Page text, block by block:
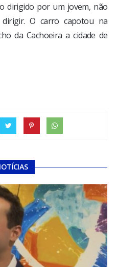
dirigido por um jovem, não
dirigir. O carro capotou na
da Cachoeira a cidade de